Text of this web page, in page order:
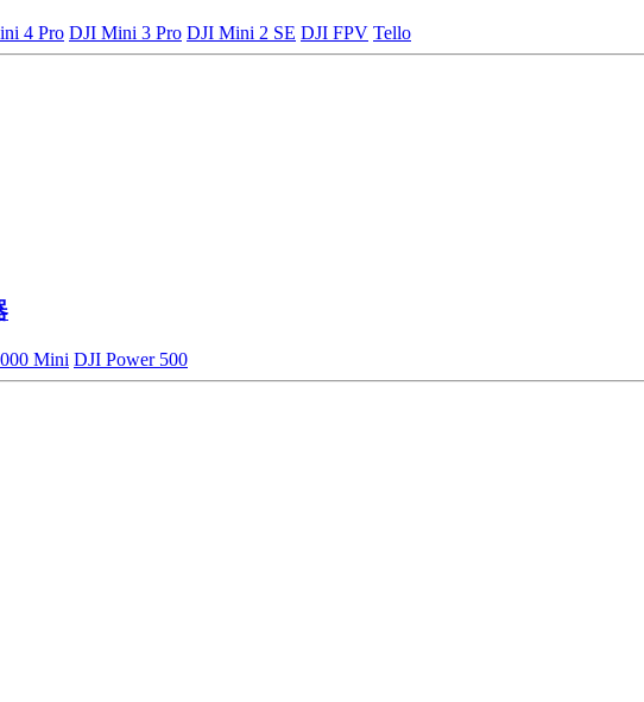
4 Pro DJI Mini 3 Pro DJI Mini 2 SE DJI FPV Tello
Mini DJI Power 500